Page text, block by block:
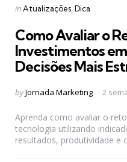
Categories
Posted
inAtualizações Dica
Como Avaliar o
Investimentos
Decisões Mais
Posted
byJornada Marketing 2
Aprenda como avaliar o
tecnologia utilizando
resultados, produtividade e